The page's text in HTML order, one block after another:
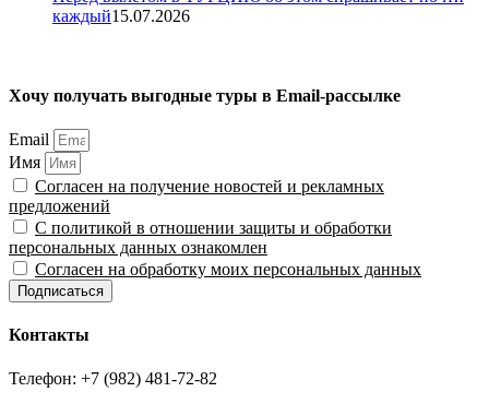
каждый15.07.2026
Хочу получать выгодные туры в Email-рассылке
Email
Имя
Согласен на получение новостей и рекламных
предложений
С политикой в отношении защиты и обработки
персональных данных ознакомлен
Согласен на обработку моих персональных данных
Подписаться
Контакты
Телефон: +7 (982) 481-72-82